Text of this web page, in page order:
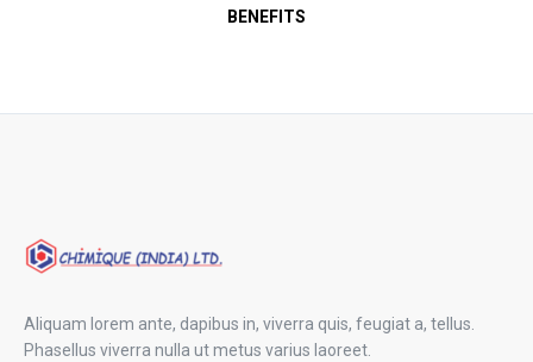
BENEFITS
Aliquam lorem ante, dapibus in, viverra quis, feugiat a, tellus.
Phasellus viverra nulla ut metus varius laoreet.